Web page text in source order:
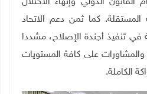
الدولي وإنهاء الاحتلال
المستقلة. كما ثمن دعم الاتحاد
في تنفيذ أجندة الإصلاح، مشددا
والمشاورات على كافة المستويات
الكاملة.